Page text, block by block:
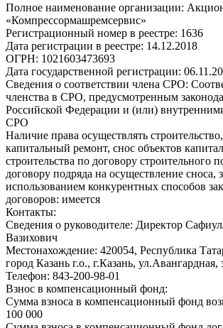
Полное наименование организации:
«Компрессормашремсервис»
Регистрационный номер в реестре: 1636
Дата регистрации в реестре: 14.12.2018
ОГРН: 1021603473693
Дата государственной регистрации:
Сведения о соответствии члена СРО:
членства в СРО, предусмотренным
Российской Федерации и (или)
СРО
Наличие права осуществлять
капитальный ремонт, снос объектов
строительства по договору строительного
договору подряда на осуществление сноса,
использованием конкурентных способов
договоров: имеется
Контакты:
Сведения о руководителе: Директор
Вазихович
Местонахождение: 420054, Республика
город Казань г.о., г.Казань,
Телефон: 843-200-98-01
Взнос в компенсационный фонд:
Сумма взноса в компенсационный фонд
100 000